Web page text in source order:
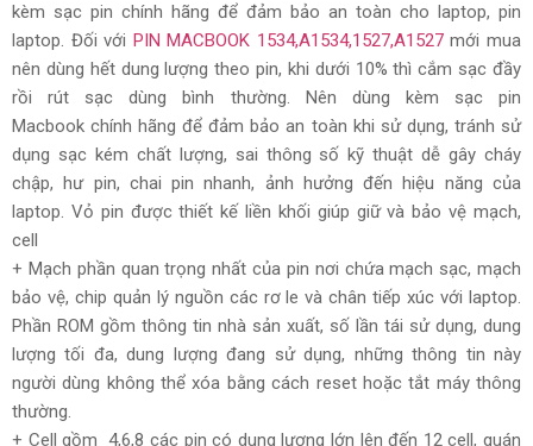
kèm sạc pin chính hãng để đảm bảo an toàn cho laptop, pin
laptop. Đối với PIN MACBOOK 1534,A1534,1527,A1527mới mua
nên dùng hết dung lượng theo pin, khi dưới 10% thì cắm sạc đầy
rồi rút sạc dùng bình thường. Nên dùng kèm sạc pin
Macbook chính hãng để đảm bảo an toàn khi sử dụng, tránh sử
dụng sạc kém chất lượng, sai thông số kỹ thuật dễ gây cháy
chập, hư pin, chai pin nhanh, ảnh hưởng đến hiệu năng của
laptop. Vỏ pin được thiết kế liền khối giúp giữ và bảo vệ mạch,
cell
+ Mạch phần quan trọng nhất của pin nơi chứa mạch sạc, mạch
bảo vệ, chip quản lý nguồn các rơ le và chân tiếp xúc với laptop.
Phần ROM gồm thông tin nhà sản xuất, số lần tái sử dụng, dung
lượng tối đa, dung lượng đang sử dụng, những thông tin này
người dùng không thể xóa bằng cách reset hoặc tắt máy thông
thường.
+ Cell gồm 4,6,8 các pin có dung lượng lớn lên đến 12 cell, quán